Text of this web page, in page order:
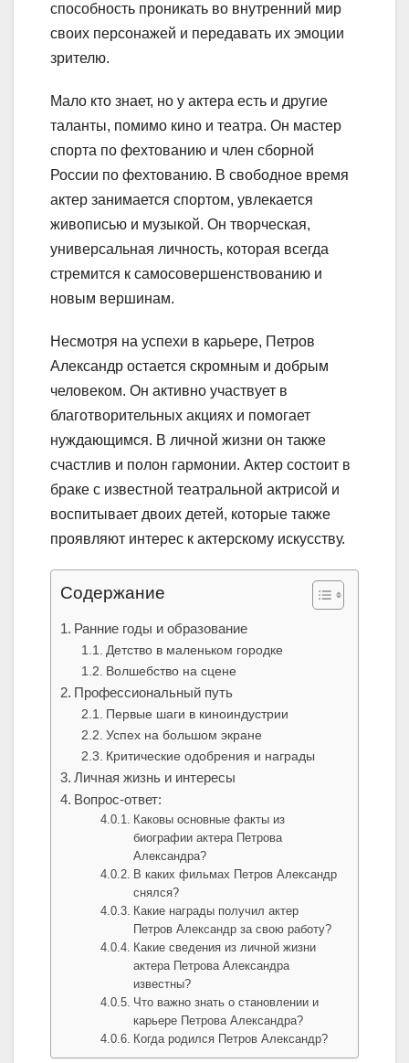
способность проникать во внутренний мир
своих персонажей и передавать их эмоции
зрителю.
Мало кто знает, но у актера есть и другие
таланты, помимо кино и театра. Он мастер
спорта по фехтованию и член сборной
России по фехтованию. В свободное время
актер занимается спортом, увлекается
живописью и музыкой. Он творческая,
универсальная личность, которая всегда
стремится к самосовершенствованию и
новым вершинам.
Несмотря на успехи в карьере, Петров
Александр остается скромным и добрым
человеком. Он активно участвует в
благотворительных акциях и помогает
нуждающимся. В личной жизни он также
счастлив и полон гармонии. Актер состоит в
браке с известной театральной актрисой и
воспитывает двоих детей, которые также
проявляют интерес к актерскому искусству.
Содержание
Ранние годы и образование
Детство в маленьком городке
Волшебство на сцене
Профессиональный путь
Первые шаги в киноиндустрии
Успех на большом экране
Критические одобрения и награды
Личная жизнь и интересы
Вопрос-ответ:
Каковы основные факты из
биографии актера Петрова
Александра?
В каких фильмах Петров Александр
снялся?
Какие награды получил актер
Петров Александр за свою работу?
Какие сведения из личной жизни
актера Петрова Александра
известны?
Что важно знать о становлении и
карьере Петрова Александра?
Когда родился Петров Александр?